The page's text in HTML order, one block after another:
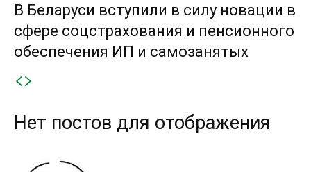
В Беларуси вступили в силу новации в
сфере соцстрахования и пенсионного
обеспечения ИП и самозанятых
Нет постов для отображения